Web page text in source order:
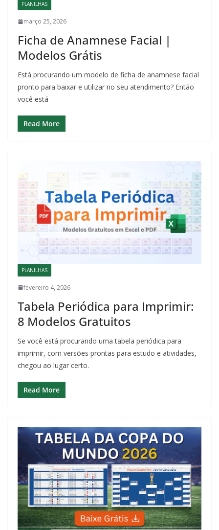
PLANILHAS
março 25, 2026
Ficha de Anamnese Facial |
Modelos Grátis
Está procurando um modelo de ficha de anamnese facial
pronto para baixar e utilizar no seu atendimento? Então
você está
Read More
PLANILHAS
fevereiro 4, 2026
Tabela Periódica para Imprimir:
8 Modelos Gratuitos
Se você está procurando uma tabela periódica para
imprimir, com versões prontas para estudo e atividades,
chegou ao lugar certo.
Read More